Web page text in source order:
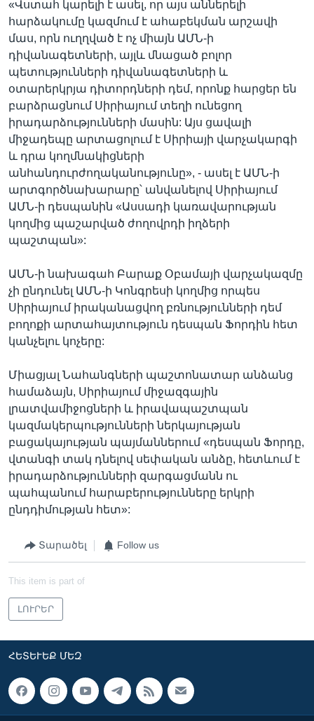
«Վստահ կարելի է ասել, որ այս աններելի
հարձակումը կազմում է ահաբեկման արշավի
մաս, որն ուղղված է ոչ միայն ԱՄՆ-ի
դիվանագետների, այլև մնացած բոլոր
պետությունների դիվանագետների և
օտարերկրյա դիտորդների դեմ, որոնք հարցեր են
բարձրացնում Սիրիայում տեղի ունեցող
իրադարձությունների մասին: Այս ցավալի
միջադեպը արտացոլում է Սիրիայի վարչակարգի
և դրա կողմնակիցների
անհանդուրժողականությունը», - ասել է ԱՄՆ-ի
արտգործնախարարը՝ անվանելով Սիրիայում
ԱՄՆ-ի դեսպանին «Ասսադի կառավարության
կողմից պաշարված ժողովրդի իղձերի
պաշտպան»:
ԱՄՆ-ի նախագահ Բարաք Օբամայի վարչակազմը
չի ընդունել ԱՄՆ-ի Կոնգրեսի կողմից որպես
Սիրիայում իրականացվող բռնությունների դեմ
բողոքի արտահայտություն դեսպան Ֆորդին հետ
կանչելու կոչերը:
Միացյալ Նահանգների պաշտոնատար անձանց
համաձայն, Սիրիայում միջազգային
լրատվամիջոցների և իրավապաշտպան
կազմակերպությունների ներկայության
բացակայության պայմաններում «դեսպան Ֆորդը,
վտանգի տակ դնելով սեփական անձը, հետևում է
իրադարձությունների զարգացմանն ու
պահպանում հարաբերությունները երկրի
ընդդիմության հետ»:
Տարածել Follow us
This item is part of
ԼՈՒՐԵՐ
ՀԵՏԵՒԵՔ ՄԵԶ